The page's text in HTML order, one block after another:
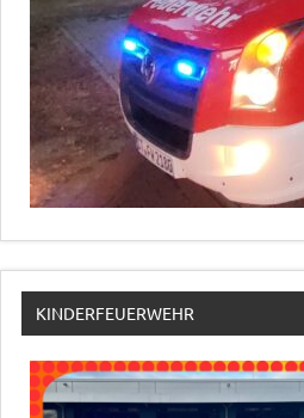
KINDERFEUERWEHR